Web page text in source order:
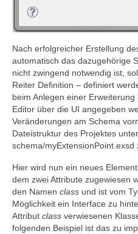
Nach erfolgreicher Erstellung
automatisch das dazugehörige
nicht zwingend notwendig ist,
Reiter Definition – definiert
beim Anlegen einer
Editor über die UI angegeben
Veränderungen am Schema
Dateistruktur des Projektes unter
schema/myExtensionPoint.exsd
Hier wird nun ein neues
dem zwei Attribute zugewiesen
den Namen class und ist vom
Möglichkeit ein Interface zu
Attribut class verwiesenen
folgenden Beispiel ist das zu